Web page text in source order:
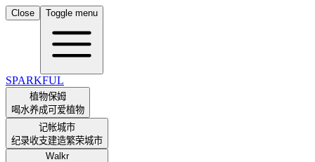
Close Toggle menu
SPARKFUL
植物保姆
喝水养成可爱植物
记帐城市
纪录收支建造繁荣城市
Walkr